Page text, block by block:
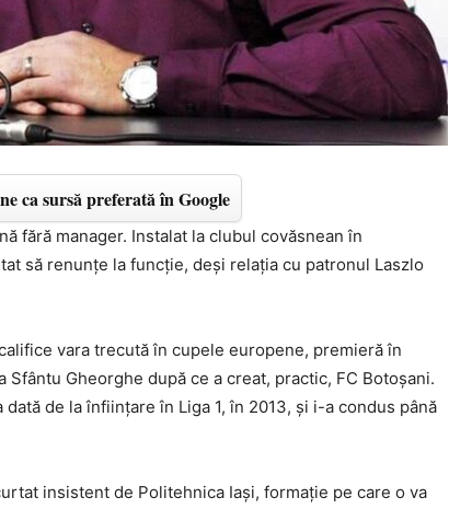
ca sursă preferată în Google
fără manager. Instalat la clubul covăsnean în
să renunțe la funcție, deși relația cu patronul Laszlo
vara trecută în cupele europene, premieră în
Gheorghe după ce a creat, practic, FC Botoșani.
de la înființare în Liga 1, în 2013, și i-a condus până
insistent de Politehnica Iași, formație pe care o va